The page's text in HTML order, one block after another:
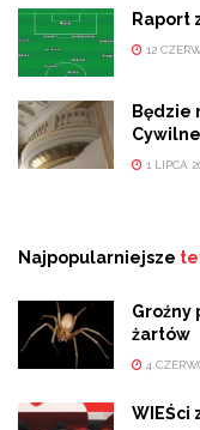
Raport
12
Będzie
1 LIPCA
Najpopularniejsze
Groźny
żartów
4
WIEŚci